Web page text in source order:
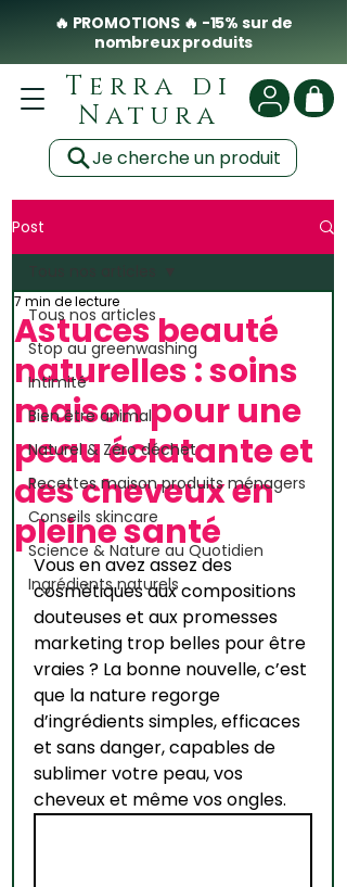
🔥 PROMOTIONS 🔥 -15% sur de
nombreux produits
Terra di
Natura
Je cherche un produit
Post
Tous nos articles
Stop au greenwashing
Intimité
Bien être animal
Naturel & Zéro déchet
Recettes maison produits ménagers
Conseils skincare
Science & Nature au Quotidien
Ingrédients naturels
Astuces beauté
naturelles : soins
maison pour une
peau éclatante et
des cheveux en
pleine santé
7 min de lecture
Vous en avez assez des
cosmétiques aux compositions
douteuses et aux promesses
marketing trop belles pour être
vraies ? La bonne nouvelle, c’est
que la nature regorge
d’ingrédients simples, efficaces
et sans danger, capables de
sublimer votre peau, vos
cheveux et même vos ongles.